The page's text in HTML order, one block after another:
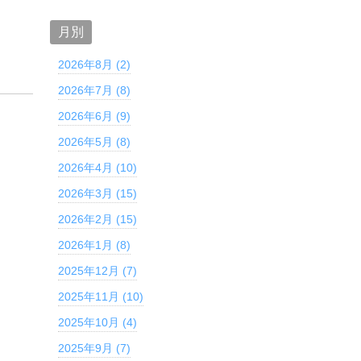
月別
2026年8月 (2)
2026年7月 (8)
2026年6月 (9)
2026年5月 (8)
2026年4月 (10)
2026年3月 (15)
2026年2月 (15)
2026年1月 (8)
2025年12月 (7)
2025年11月 (10)
2025年10月 (4)
2025年9月 (7)